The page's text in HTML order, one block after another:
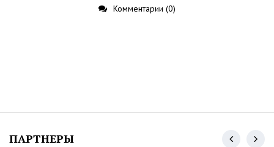
Комментарии (0)
ПАРТНЕРЫ